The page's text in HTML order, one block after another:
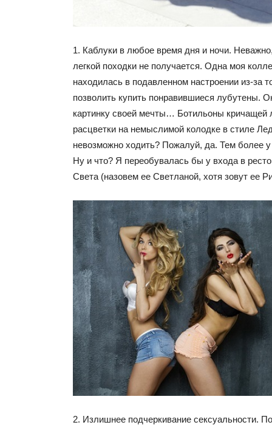
1. Каблуки в любое время дня и ночи.
легкой походки не получается. Одна моя
находилась в подавленном настроении из-за
позволить купить понравившиеся лубутены.
картинку своей мечты… Ботильоны кричащей
расцветки на немыслимой колодке в стиле
невозможно ходить? Пожалуй, да. Тем более
Ну и что? Я переобувалась бы у входа в
Света (назовем ее Светланой, хотя зовут ее
2. Излишнее подчеркивание сексуальности.